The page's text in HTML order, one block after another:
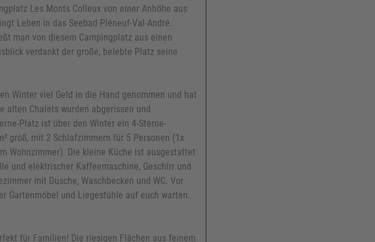
Les Monts Colleux von einer Anhöhe aus
Leben in das Seebad Pléneuf-Val-André.
man von diesem Campingplatz aus einen
verdankt der große, belebte Platz seine
Winter viel Geld in die Hand genommen und hat
alten Chalets wurden abgerissen und
Platz ist über den Winter ein 4-Sterne-
groß, mit 2 Schlafzimmern für 5 Personen (1x
Wohnzimmer). Die kleine Küche ist ausgestattet
und elektrischer Kaffeemaschine, Geschirr und
mit Dusche, Waschbecken und WC. Vor
Gartenmöbel und Liegestühle auf euch warten.
für Familien! Die riesigen Flächen aus feinem